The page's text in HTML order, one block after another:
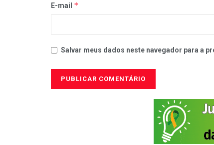
E-mail *
Salvar meus dados neste navegador para a